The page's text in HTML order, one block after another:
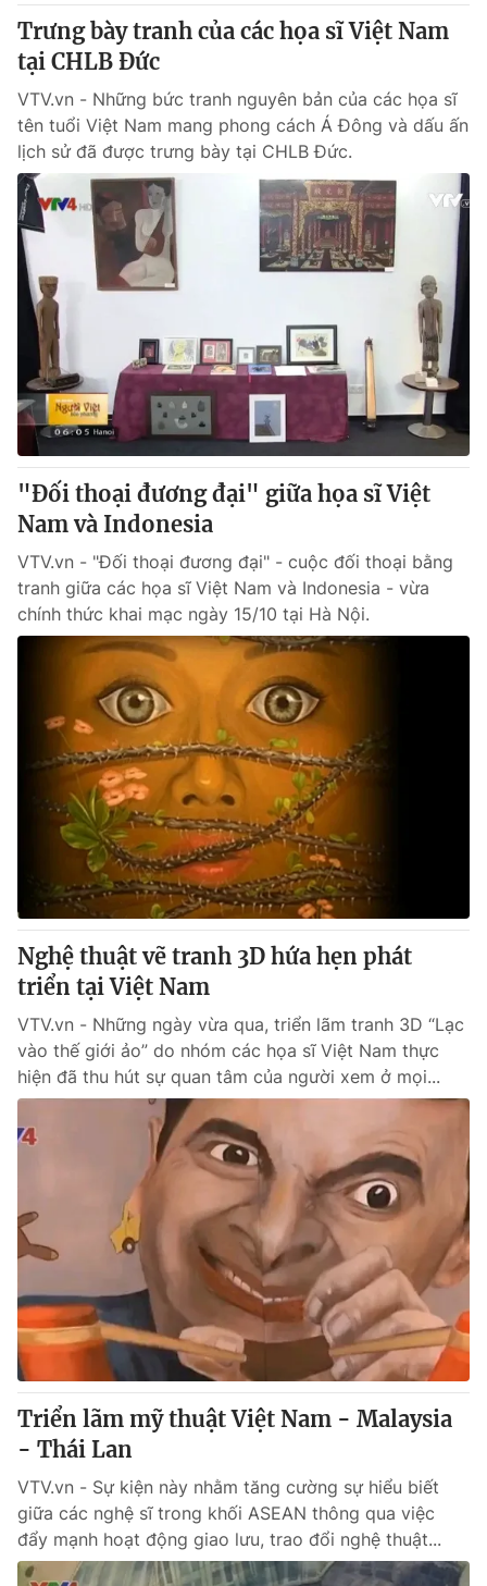
Trưng bày tranh của các họa sĩ Việt Nam
tại CHLB Đức
VTV.vn - Những bức tranh nguyên bản của các họa sĩ
tên tuổi Việt Nam mang phong cách Á Đông và dấu ấn
lịch sử đã được trưng bày tại CHLB Đức.
"Đối thoại đương đại" giữa họa sĩ Việt
Nam và Indonesia
VTV.vn - "Đối thoại đương đại" - cuộc đối thoại bằng
tranh giữa các họa sĩ Việt Nam và Indonesia - vừa
chính thức khai mạc ngày 15/10 tại Hà Nội.
Nghệ thuật vẽ tranh 3D hứa hẹn phát
triển tại Việt Nam
VTV.vn - Những ngày vừa qua, triển lãm tranh 3D “Lạc
vào thế giới ảo” do nhóm các họa sĩ Việt Nam thực
hiện đã thu hút sự quan tâm của người xem ở mọi...
Triển lãm mỹ thuật Việt Nam - Malaysia
- Thái Lan
VTV.vn - Sự kiện này nhằm tăng cường sự hiểu biết
giữa các nghệ sĩ trong khối ASEAN thông qua việc
đẩy mạnh hoạt động giao lưu, trao đổi nghệ thuật...